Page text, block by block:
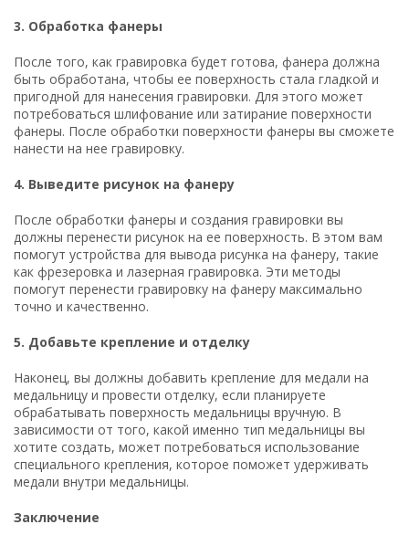
3. Обработка фанеры
После того, как гравировка будет готова, фанера должна
быть обработана, чтобы ее поверхность стала гладкой и
пригодной для нанесения гравировки. Для этого может
потребоваться шлифование или затирание поверхности
фанеры. После обработки поверхности фанеры вы сможете
нанести на нее гравировку.
4. Выведите рисунок на фанеру
После обработки фанеры и создания гравировки вы
должны перенести рисунок на ее поверхность. В этом вам
помогут устройства для вывода рисунка на фанеру, такие
как фрезеровка и лазерная гравировка. Эти методы
помогут перенести гравировку на фанеру максимально
точно и качественно.
5. Добавьте крепление и отделку
Наконец, вы должны добавить крепление для медали на
медальницу и провести отделку, если планируете
обрабатывать поверхность медальницы вручную. В
зависимости от того, какой именно тип медальницы вы
хотите создать, может потребоваться использование
специального крепления, которое поможет удерживать
медали внутри медальницы.
Заключение